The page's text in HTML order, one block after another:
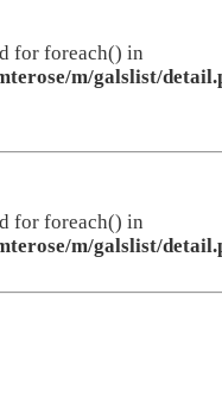
for foreach() in
m/galslist/
for foreach() in
m/galslist/